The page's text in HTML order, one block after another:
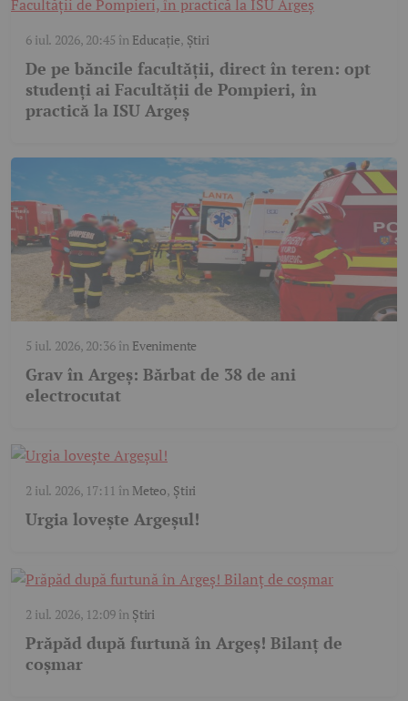
6 iul. 2026, 20:45 în Educație, Știri
De pe băncile facultății, direct în teren: opt
studenți ai Facultății de Pompieri, în
practică la ISU Argeș
5 iul. 2026, 20:36în Evenimente
Grav în Argeș: Bărbat de 38 de ani
electrocutat
2 iul. 2026, 17:11 în Meteo, Știri
Urgia lovește Argeșul!
2 iul. 2026, 12:09în Știri
Prăpăd după furtună în Argeș! Bilanț de
coșmar